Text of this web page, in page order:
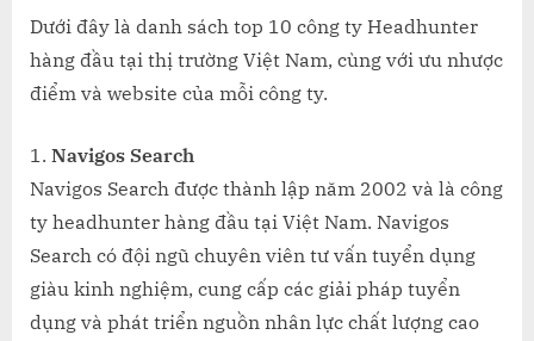
10
công
tại
Việt
Dưới đây là danh sách top 10 công ty Headhunter
hàng đầu tại thị trường Việt Nam, cùng với ưu nhược
điểm và website của mỗi công ty.
Navigos Search
Navigos Search được thành lập năm 2002 và là công
ty headhunter hàng đầu tại Việt Nam. Navigos
Search có đội ngũ chuyên viên tư vấn tuyển dụng
giàu kinh nghiệm, cung cấp các giải pháp tuyển
dụng và phát triển nguồn nhân lực chất lượng cao